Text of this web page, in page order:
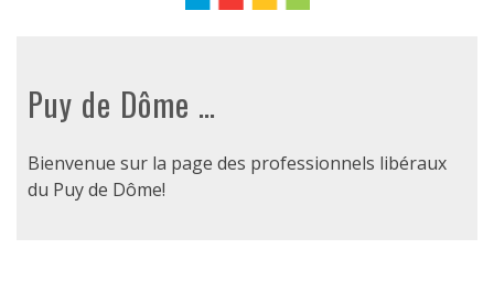
Puy de Dôme …
Bienvenue sur la page des professionnels libéraux
du Puy de Dôme!